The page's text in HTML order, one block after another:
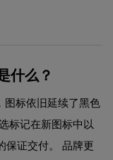
什么？
图标依旧延续了黑色
标记在新图标中以
保证交付。 品牌更